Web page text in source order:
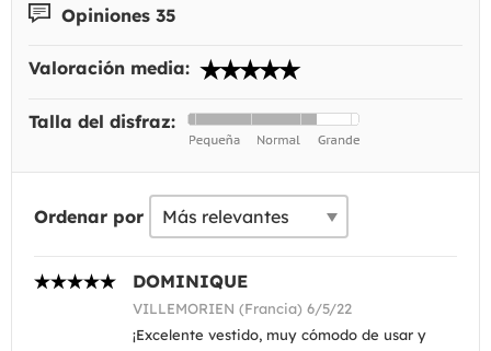
Opiniones 35
Valoración media:
Talla del disfraz:
Ordenar por
DOMINIQUE
VILLEMORIEN (Francia) 6/5/22
¡Excelente vestido, muy cómodo de usar y